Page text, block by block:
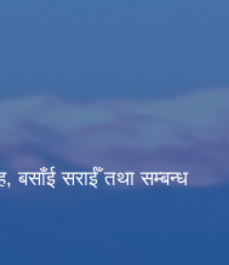
बसाँई सराईँ तथा सम्बन्ध